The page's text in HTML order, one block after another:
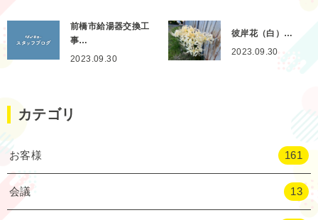
前橋市給湯器交換工
事…
2023.09.30
彼岸花（白）…
2023.09.30
カテゴリ
お客様 161
会議 13